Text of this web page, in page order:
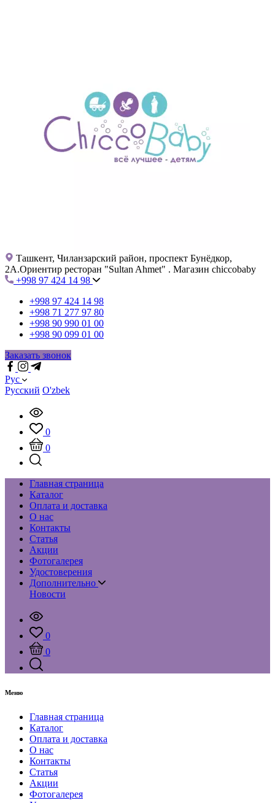
Ташкент, Чиланзарский район, проспект Бунёдкор,
2А.Ориентир ресторан "Sultan Ahmet" . Магазин chiccobaby
+998 97 424 14 98
+998 97 424 14 98
+998 71 277 97 80
+998 90 990 01 00
+998 90 099 01 00
Заказать звонок
Рус
Русский O'zbek
0
0
Главная страница
Каталог
Оплата и доставка
О нас
Контакты
Статья
Акции
Фотогалерея
Удостоверения
Дополнительно
Новости
0
0
Меню
Главная страница
Каталог
Оплата и доставка
О нас
Контакты
Статья
Акции
Фотогалерея